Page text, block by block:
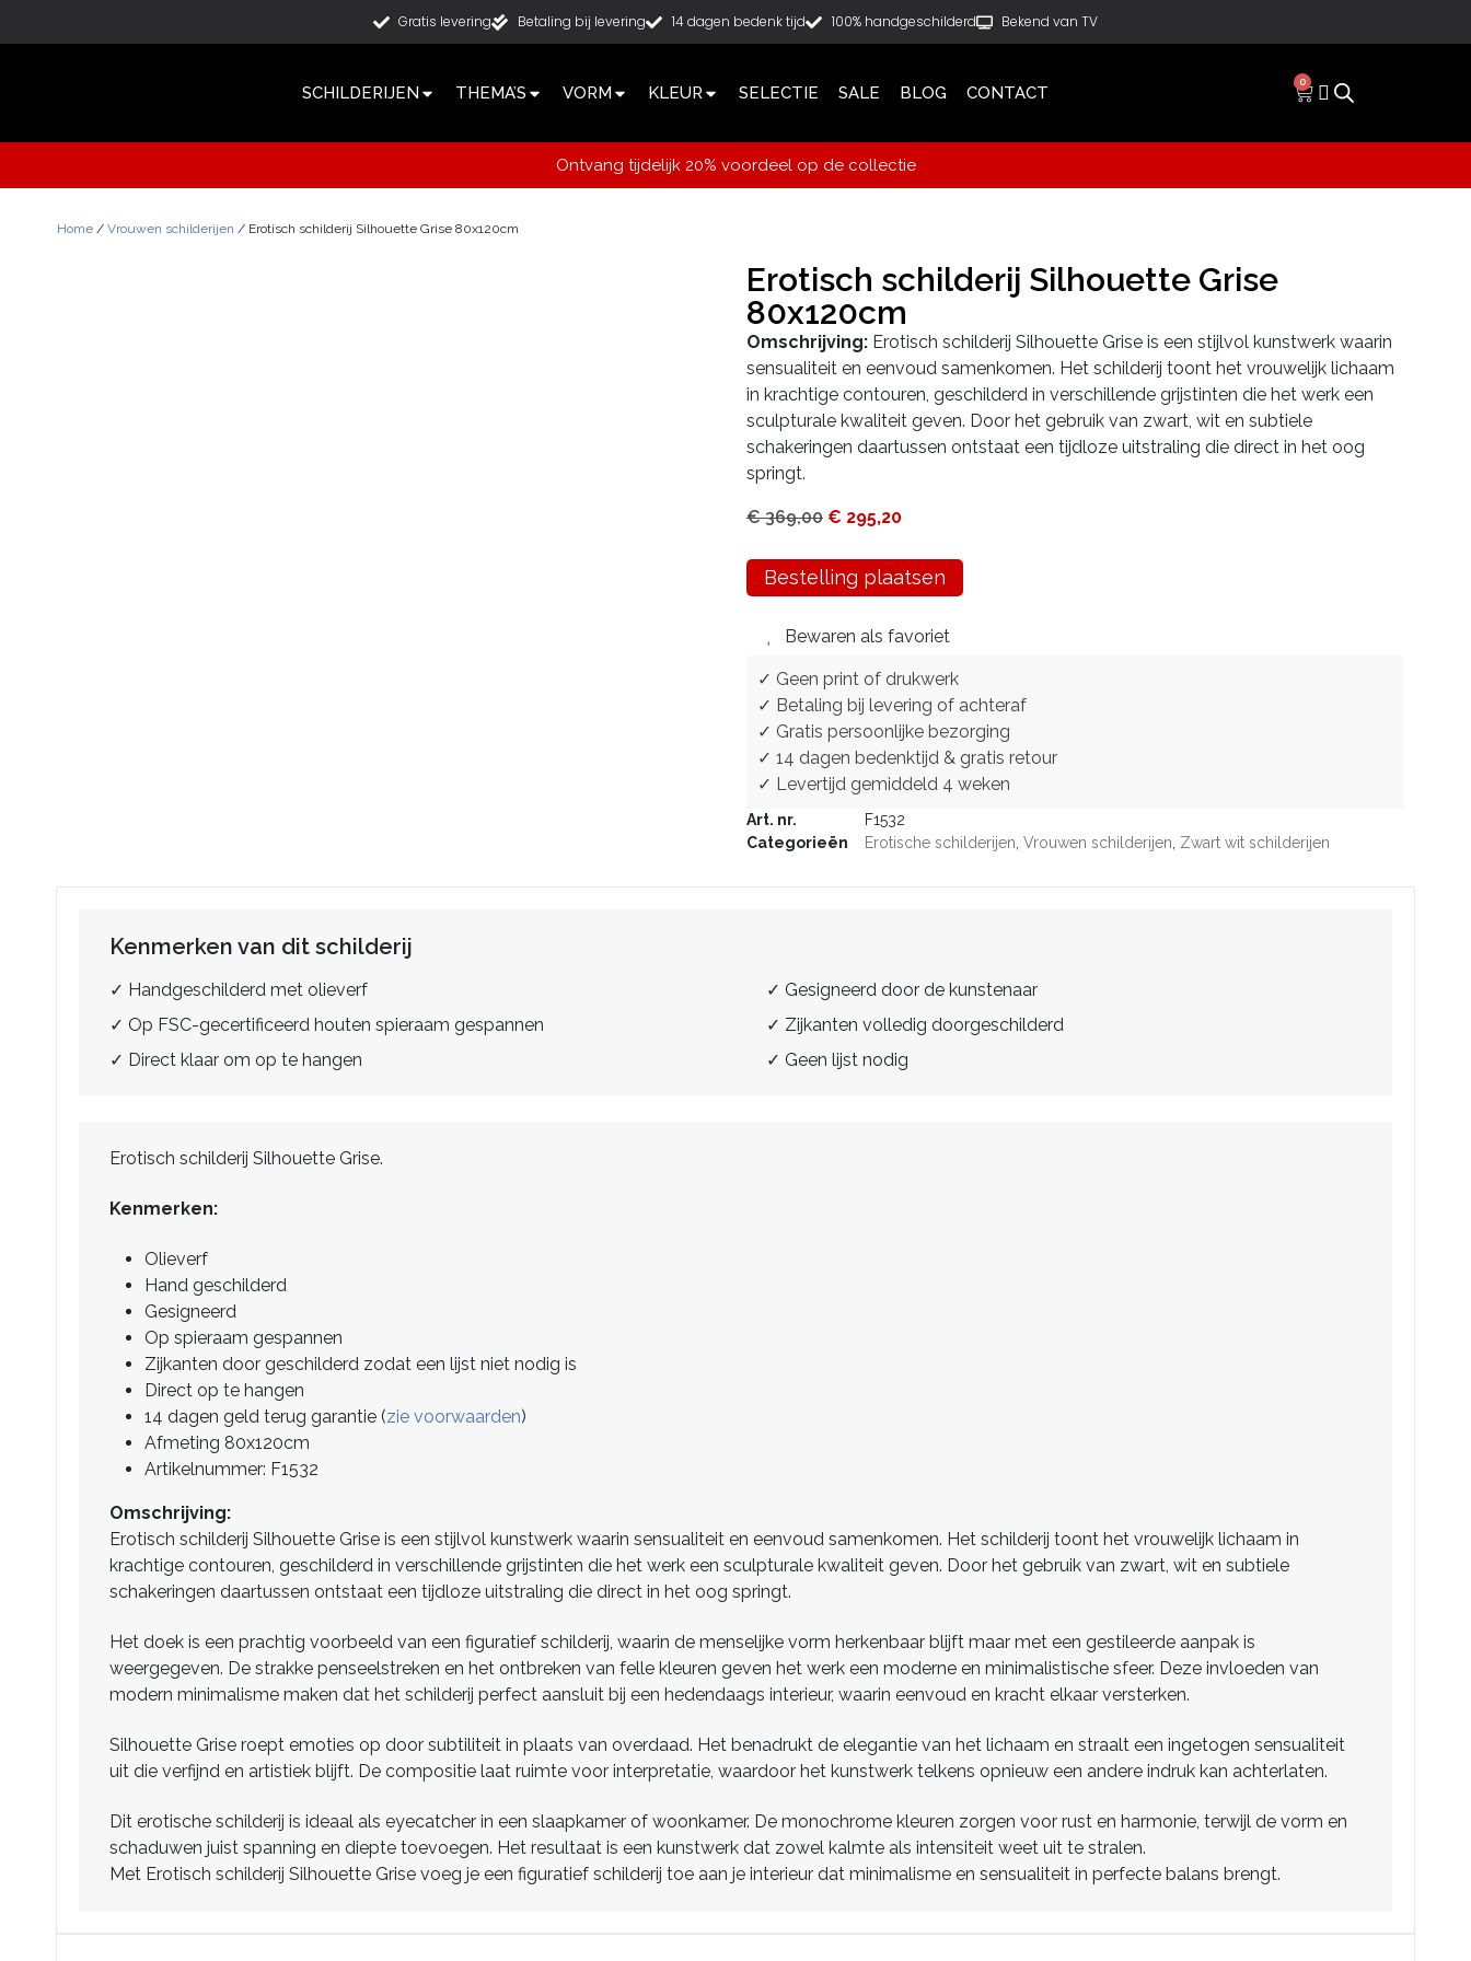
Gratis levering Betaling bij levering 14 dagen bedenk tijd 100% handgeschilderd Bekend van TV
SCHILDERIJEN THEMA’S VORM KLEUR SELECTIE SALE BLOG CONTACT
0
Ontvang tijdelijk 20% voordeel op de collectie
Home / Vrouwen schilderijen / Erotisch schilderij Silhouette Grise 80x120cm
Erotisch schilderij Silhouette Grise
80x120cm
Omschrijving: Erotisch schilderij Silhouette Grise is een stijlvol kunstwerk waarin
sensualiteit en eenvoud samenkomen. Het schilderij toont het vrouwelijk lichaam
in krachtige contouren, geschilderd in verschillende grijstinten die het werk een
sculpturale kwaliteit geven. Door het gebruik van zwart, wit en subtiele
schakeringen daartussen ontstaat een tijdloze uitstraling die direct in het oog
springt.
€369,00 € 295,20
Bestelling plaatsen
Bewaren als favoriet
✓ Geen print of drukwerk
✓ Betaling bij levering of achteraf
✓ Gratis persoonlijke bezorging
✓ 14 dagen bedenktijd & gratis retour
✓ Levertijd gemiddeld 4 weken
Art. nr.
F1532
Categorieën
Erotische schilderijen Vrouwen schilderijen Zwart wit schilderijen
Kenmerken van dit schilderij
✓ Handgeschilderd met olieverf
✓ Gesigneerd door de kunstenaar
✓ Op FSC-gecertificeerd houten spieraam gespannen
✓ Zijkanten volledig doorgeschilderd
✓ Direct klaar om op te hangen
✓ Geen lijst nodig
Erotisch schilderij Silhouette Grise.
Kenmerken:
Olieverf
Hand geschilderd
Gesigneerd
Op spieraam gespannen
Zijkanten door geschilderd zodat een lijst niet nodig is
Direct op te hangen
14 dagen geld terug garantie (zie voorwaarden)
Afmeting 80x120cm
Artikelnummer: F1532
Omschrijving:
Erotisch schilderij Silhouette Grise is een stijlvol kunstwerk waarin sensualiteit en eenvoud samenkomen. Het schilderij toont het vrouwelijk lichaam in
krachtige contouren, geschilderd in verschillende grijstinten die het werk een sculpturale kwaliteit geven. Door het gebruik van zwart, wit en subtiele
schakeringen daartussen ontstaat een tijdloze uitstraling die direct in het oog springt.
Het doek is een prachtig voorbeeld van een figuratief schilderij, waarin de menselijke vorm herkenbaar blijft maar met een gestileerde aanpak is
weergegeven. De strakke penseelstreken en het ontbreken van felle kleuren geven het werk een moderne en minimalistische sfeer. Deze invloeden van
modern minimalisme maken dat het schilderij perfect aansluit bij een hedendaags interieur, waarin eenvoud en kracht elkaar versterken.
Silhouette Grise roept emoties op door subtiliteit in plaats van overdaad. Het benadrukt de elegantie van het lichaam en straalt een ingetogen sensualiteit
uit die verfijnd en artistiek blijft. De compositie laat ruimte voor interpretatie, waardoor het kunstwerk telkens opnieuw een andere indruk kan achterlaten.
Dit erotische schilderij is ideaal als eyecatcher in een slaapkamer of woonkamer. De monochrome kleuren zorgen voor rust en harmonie, terwijl de vorm en
schaduwen juist spanning en diepte toevoegen. Het resultaat is een kunstwerk dat zowel kalmte als intensiteit weet uit te stralen.
Met Erotisch schilderij Silhouette Grise voeg je een figuratief schilderij toe aan je interieur dat minimalisme en sensualiteit in perfecte balans brengt.